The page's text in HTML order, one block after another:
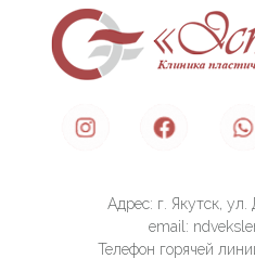
Адрес: г. Якутск, ул.
email:
Телефон горячей